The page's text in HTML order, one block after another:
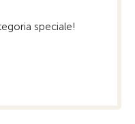
speciale!